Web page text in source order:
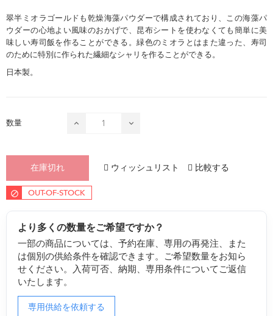
翠半ミオラゴールドも乾燥海藻パウダーで構成されており、この海藻パ
ウダーの心地よい風味のおかげで、昆布シートを使わなくても簡単に美
味しい寿司飯を作ることができる。緑色のミオラとはまた違った、寿司
のために特別に作られた繊細なシャリを作ることができる。
日本製。
数量
在庫切れ ウィッシュリスト 比較する
OUT-OF-STOCK
より多くの数量をご希望ですか？
一部の商品については、予約在庫、専用の再発注、また
は個別の供給条件を確認できます。ご希望数量をお知ら
せください。入荷可否、納期、専用条件についてご返信
いたします。
専用供給を依頼する